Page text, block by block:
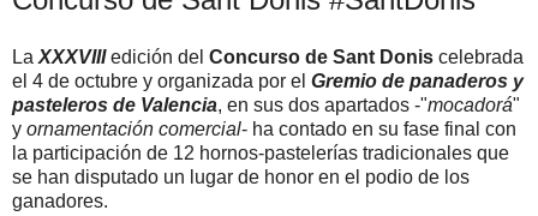
La XXXVIIIedición del Concurso de Sant Donis celebrada
el 4 de octubre y organizada por el Gremio de panaderos y
pasteleros de Valencia, en sus dos apartados -"mocadorá"
y ornamentación comercial- ha contado en su fase final con
la participación de 12 hornos-pastelerías tradicionales que
se han disputado un lugar de honor en el podio de los
ganadores.